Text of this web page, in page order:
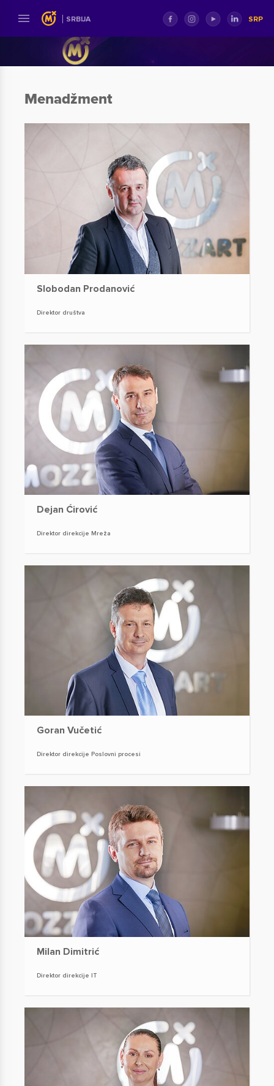
SRBIJA SRP
Menadžment
Slobodan Prodanović
Direktor društva
Dejan Ćirović
Direktor direkcije Mreža
Goran Vučetić
Direktor direkcije Poslovni procesi
Milan Dimitrić
Direktor direkcije IT